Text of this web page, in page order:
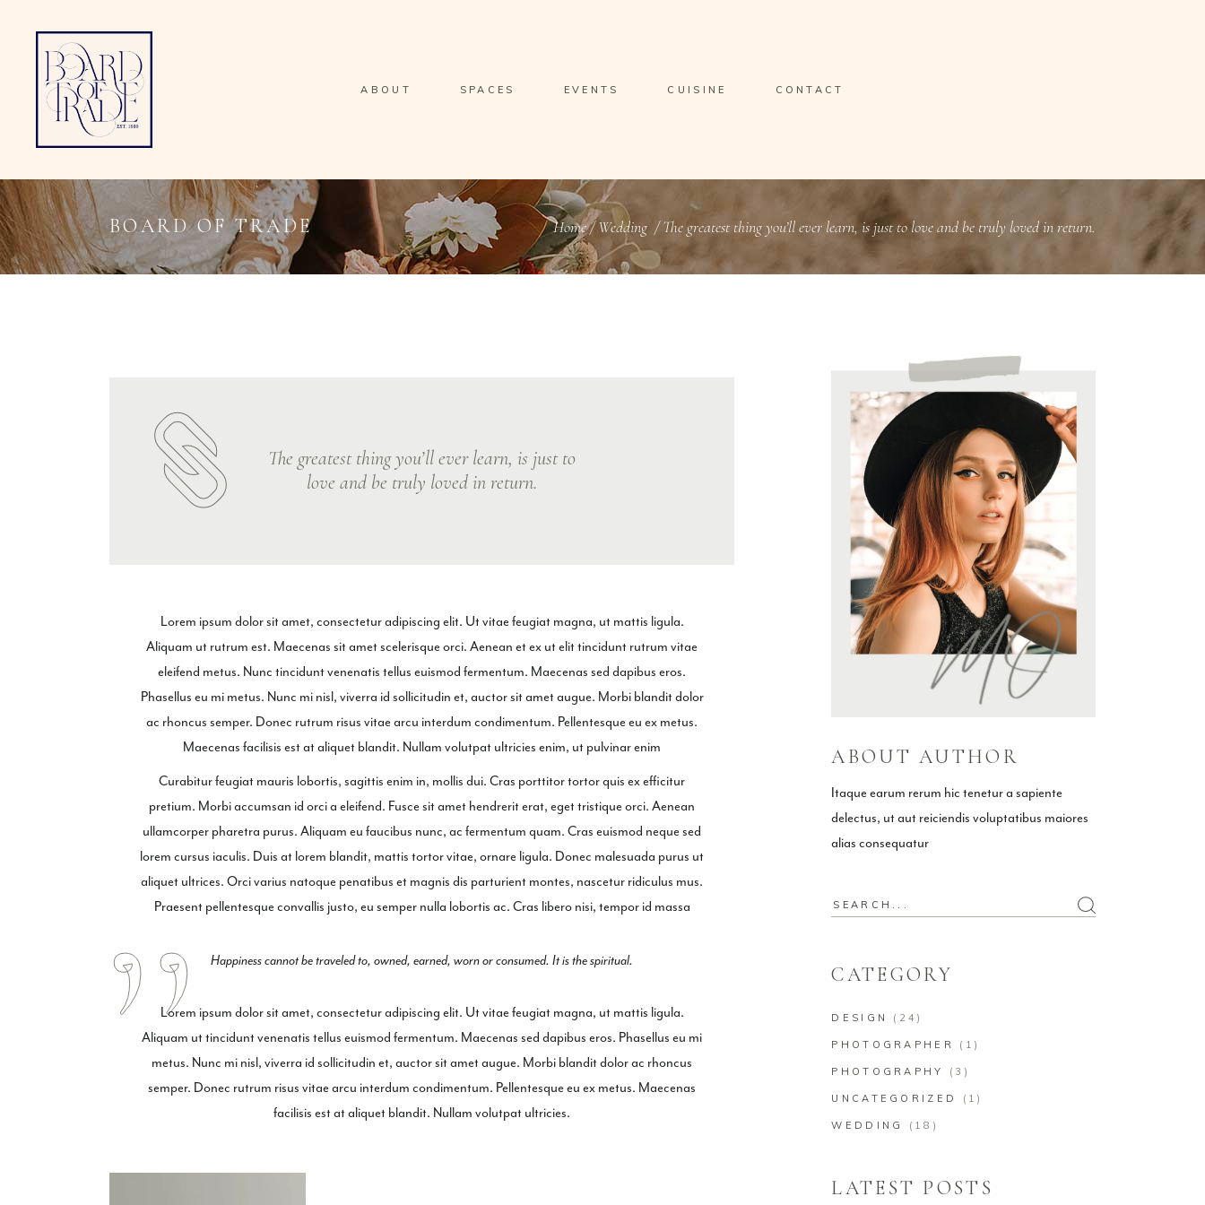
ABOUT SPACES EVENTS CUISINE CONTACT
BOARD OF TRADE Home/Wedding /The greatest thing you’ll ever learn, is just to love and be truly loved in return.
The greatest thing you’ll ever learn, is just to
love and be truly loved in return.
Lorem ipsum dolor sit amet, consectetur adipiscing elit. Ut vitae feugiat magna, ut mattis ligula.
Aliquam ut rutrum est. Maecenas sit amet scelerisque orci. Aenean et ex ut elit tincidunt rutrum vitae
eleifend metus. Nunc tincidunt venenatis tellus euismod fermentum. Maecenas sed dapibus eros.
Phasellus eu mi metus. Nunc mi nisl, viverra id sollicitudin et, auctor sit amet augue. Morbi blandit dolor
ac rhoncus semper. Donec rutrum risus vitae arcu interdum condimentum. Pellentesque eu ex metus.
Maecenas facilisis est at aliquet blandit. Nullam volutpat ultricies enim, ut pulvinar enim
Curabitur feugiat mauris lobortis, sagittis enim in, mollis dui. Cras porttitor tortor quis ex efficitur
pretium. Morbi accumsan id orci a eleifend. Fusce sit amet hendrerit erat, eget tristique orci. Aenean
ullamcorper pharetra purus. Aliquam eu faucibus nunc, ac fermentum quam. Cras euismod neque sed
lorem cursus iaculis. Duis at lorem blandit, mattis tortor vitae, ornare ligula. Donec malesuada purus ut
aliquet ultrices. Orci varius natoque penatibus et magnis dis parturient montes, nascetur ridiculus mus.
Praesent pellentesque convallis justo, eu semper nulla lobortis ac. Cras libero nisi, tempor id massa
Happiness cannot be traveled to, owned, earned, worn or consumed. It is the spiritual.
Lorem ipsum dolor sit amet, consectetur adipiscing elit. Ut vitae feugiat magna, ut mattis ligula.
Aliquam ut tincidunt venenatis tellus euismod fermentum. Maecenas sed dapibus eros. Phasellus eu mi
metus. Nunc mi nisl, viverra id sollicitudin et, auctor sit amet augue. Morbi blandit dolor ac rhoncus
semper. Donec rutrum risus vitae arcu interdum condimentum. Pellentesque eu ex metus. Maecenas
facilisis est at aliquet blandit. Nullam volutpat ultricies.
ABOUT AUTHOR
Itaque earum rerum hic tenetur a sapiente
delectus, ut aut reiciendis voluptatibus maiores
alias consequatur
Search
CATEGORY
DESIGN (24)
PHOTOGRAPHER (1)
PHOTOGRAPHY (3)
UNCATEGORIZED (1)
WEDDING (18)
LATEST POSTS